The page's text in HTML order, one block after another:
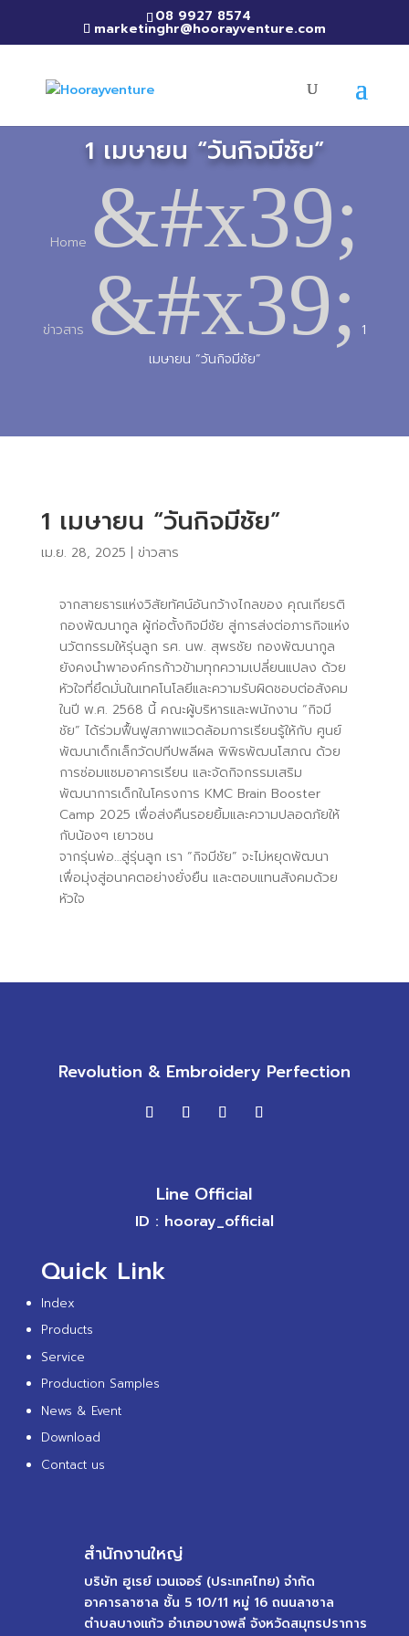
08 9927 8574
marketinghr@hoorayventure.com
1 เมษายน “วันกิจมีชัย”
Home &#x39;
ข่าวสาร &#x39;
1
เมษายน “วันกิจมีชัย”
1 เมษายน “วันกิจมีชัย”
เม.ย. 28, 2025 | ข่าวสาร
จากสายธารแห่งวิสัยทัศน์อันกว้างไกลของ คุณเกียรติ
กองพัฒนากูล ผู้ก่อตั้งกิจมีชัย สู่การส่งต่อภารกิจแห่ง
นวัตกรรมให้รุ่นลูก รศ. นพ. สุพรชัย กองพัฒนากูล
ยังคงนำพาองค์กรก้าวข้ามทุกความเปลี่ยนแปลง ด้วย
หัวใจที่ยึดมั่นในเทคโนโลยีและความรับผิดชอบต่อสังคม
ในปี พ.ศ. 2568 นี้ คณะผู้บริหารและพนักงาน “กิจมี
ชัย” ได้ร่วมฟื้นฟูสภาพแวดล้อมการเรียนรู้ให้กับ ศูนย์
พัฒนาเด็กเล็กวัดปทีปพลีผล พิพิธพัฒนโสภณ ด้วย
การซ่อมแซมอาคารเรียน และจัดกิจกรรมเสริม
พัฒนาการเด็กในโครงการ KMC Brain Booster
Camp 2025 เพื่อส่งคืนรอยยิ้มและความปลอดภัยให้
กับน้องๆ เยาวชน
จากรุ่นพ่อ…สู่รุ่นลูก เรา “กิจมีชัย” จะไม่หยุดพัฒนา
เพื่อมุ่งสู่อนาคตอย่างยั่งยืน และตอบแทนสังคมด้วย
หัวใจ
Revolution & Embroidery Perfection
Line Official
ID : hooray_official
Quick Link
Index
Products
Service
Production Samples
News & Event
Download
Contact us
สำนักงานใหญ่
บริษัท ฮูเรย์ เวนเจอร์ (ประเทศไทย) จำกัด
อาคารลาซาล ชั้น 5 10/11 หมู่ 16 ถนนลาซาล
ตำบลบางแก้ว อำเภอบางพลี จังหวัดสมุทรปราการ